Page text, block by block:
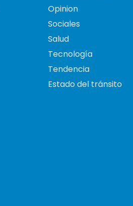
Opinion
Sociales
Salud
Tecnología
Tendencia
Estado del tránsito